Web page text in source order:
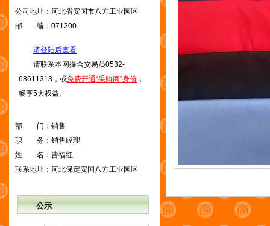
公司地址： 河北省安国市八方工业园区
邮 编： 071200
请登陆后查看
请联系本网撮合交易员0532-
68611313，或免费开通“采购商”身份 ，
畅享5大权益。
部 门： 销售
职 务： 销售经理
姓 名： 曹福红
联系地址： 河北保定安国八方工业园区
公示